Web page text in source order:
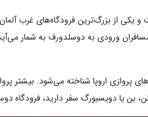
ورودی به دوسلدورف به شمار
از قطب‌های پروازی اروپا شناخته می‌شود.
بن یا دویسبورگ سفر دارید، فرودگاه